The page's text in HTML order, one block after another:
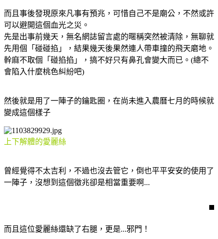
而且事後發現原來凡事有預兆，可惜自己不是廟公，不然或許
可以避開這個血光之災。
先是出事前幾天，無名網誌留言處的暱稱突然被清除，無聊就
先用個「碰碰掐」，結果幾天後果然連人帶車撞的飛天磨地。
幹麻不取個「碰掐掐」，搞不好只有鼻孔會變大而已。(總不
會陷入什麼桃色糾紛吧)
然後就是用了一陣子的鑰匙圈，在尚未進入農曆七月的時候就
變成這個樣子
上下解體的愛麗絲
曾經覺得不太吉利，不過也沒去管它，倒也平平安安的使用了
一陣子，沒想到這個徵兆卻是相當重要啊...
而且這位愛麗絲還缺了右腿，更是...邪門！